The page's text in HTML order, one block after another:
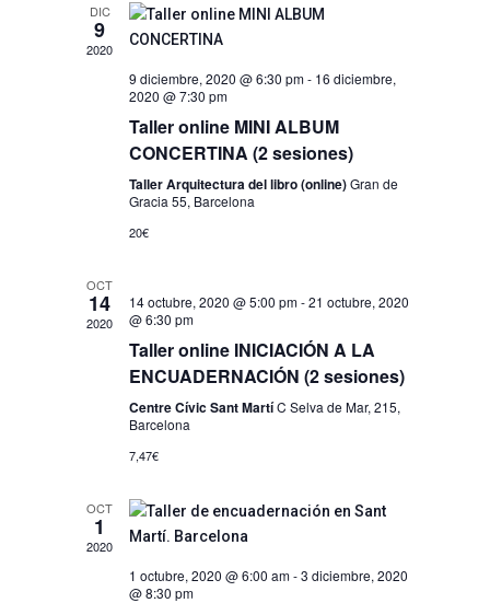
Eventos
DIC
9
2020
9 diciembre, 2020 @ 6:30 pm- 16 diciembre,
2020 @ 7:30 pm
Taller online MINI ALBUM
CONCERTINA (2 sesiones)
Taller Arquitectura del libro (online)Gran de
Gracia 55, Barcelona
20€
OCT
14
2020
14 octubre, 2020 @ 5:00 pm-21 octubre, 2020
@ 6:30 pm
Taller online INICIACIÓN A LA
ENCUADERNACIÓN (2 sesiones)
Centre Cívic Sant MartíC Selva de Mar, 215,
Barcelona
7,47€
OCT
1
2020
1 octubre, 2020 @ 6:00 am-3 diciembre, 2020
@ 8:30 pm